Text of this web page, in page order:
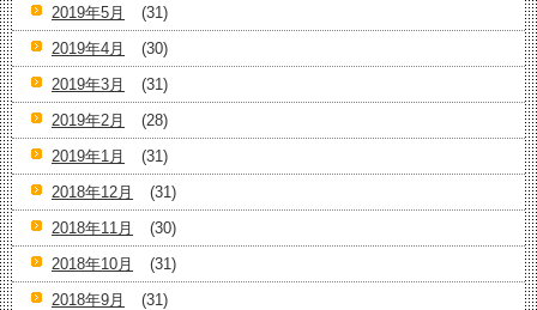
2019年5月
(31)
2019年4月
(30)
2019年3月
(31)
2019年2月
(28)
2019年1月
(31)
2018年12月
(31)
2018年11月
(30)
2018年10月
(31)
2018年9月
(31)